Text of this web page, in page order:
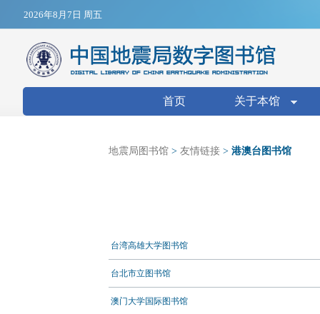
2026年8月7日 周五
搜索表单
首页 关于本馆
地震局图书馆 > 友情链接 > 港澳台图书馆
台湾高雄大学图书馆
台北市立图书馆
澳门大学国际图书馆